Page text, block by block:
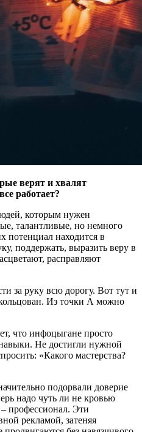
верят и хвалят
работает?
которым нужен
талантливые, но немного
потенциал находится в
поддержать, выразить веру в
расправляют
за руку всю дорогу. Вот тут и
Из точки А можно
что инфоцыгане просто
Не достигли нужной
«Какого мастерства?
подорвали доверие
надо чуть ли не кровью
– профессионал. Эти
рекламой, затеняя